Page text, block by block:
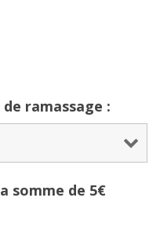
ramassage :
somme de 5€